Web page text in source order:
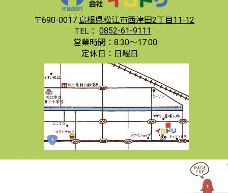
〒690-0017 島根県松江市西津田2丁目11-12
TEL： 0852-61-9111
営業時間： 8:30〜17:00
定休日： 日曜日